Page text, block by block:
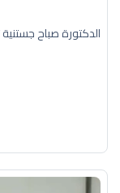
الدكتورة صباح جستنية